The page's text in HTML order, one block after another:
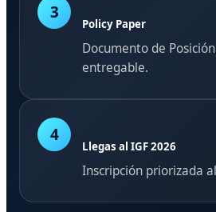
3
Policy Paper
Documento de
entregable.
4
Llegas al IGF 2026
Inscripción priorizada